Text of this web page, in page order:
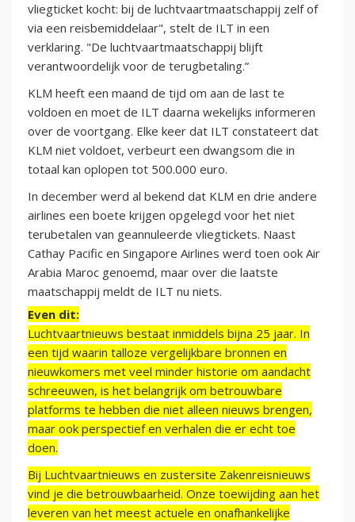
vliegticket kocht: bij de luchtvaartmaatschappij zelf of
via een reisbemiddelaar", stelt de ILT in een
verklaring. "De luchtvaartmaatschappij blijft
verantwoordelijk voor de terugbetaling.”
KLM heeft een maand de tijd om aan de last te
voldoen en moet de ILT daarna wekelijks informeren
over de voortgang. Elke keer dat ILT constateert dat
KLM niet voldoet, verbeurt een dwangsom die in
totaal kan oplopen tot 500.000 euro.
In december werd al bekend dat KLM en drie andere
airlines een boete krijgen opgelegd voor het niet
terubetalen van geannuleerde vliegtickets. Naast
Cathay Pacific en Singapore Airlines werd toen ook Air
Arabia Maroc genoemd, maar over die laatste
maatschappij meldt de ILT nu niets.
Even dit:
Luchtvaartnieuws bestaat inmiddels bijna 25 jaar. In
een tijd waarin talloze vergelijkbare bronnen en
nieuwkomers met veel minder historie om aandacht
schreeuwen, is het belangrijk om betrouwbare
platforms te hebben die niet alleen nieuws brengen,
maar ook perspectief en verhalen die er echt toe
doen.
Bij Luchtvaartnieuws en zustersite Zakenreisnieuws
vind je die betrouwbaarheid. Onze toewijding aan het
leveren van het meest actuele en onafhankelijke